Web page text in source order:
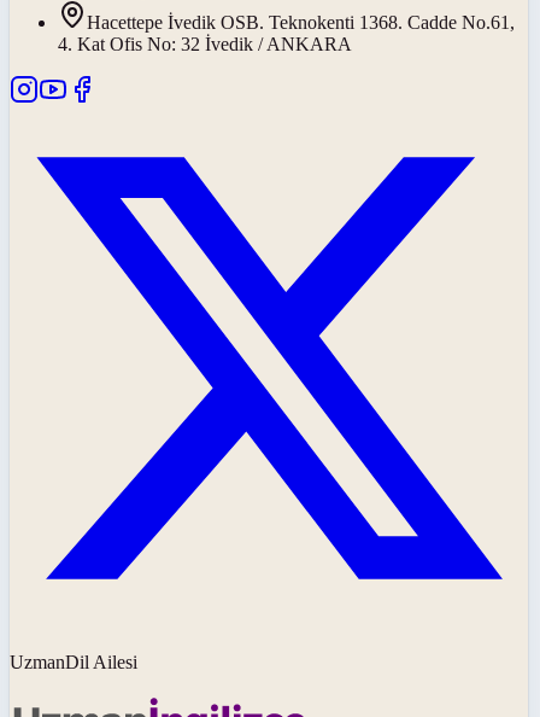
Hacettepe İvedik OSB. Teknokenti 1368. Cadde No.61,
4. Kat Ofis No: 32 İvedik / ANKARA
UzmanDil Ailesi